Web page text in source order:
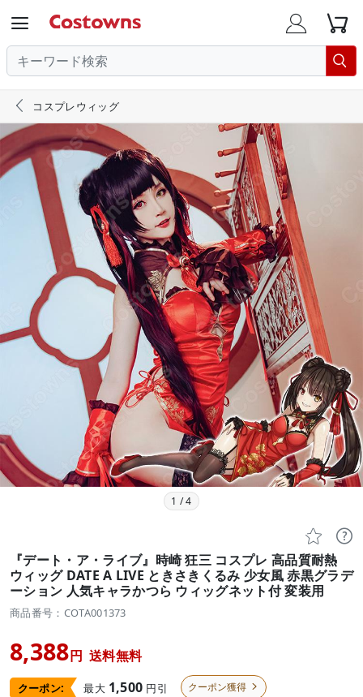
  

 コスプレウィッグ
1 /4
 
『デート・ア・ライブ』時崎 狂三 コスプレ 高品質耐熱
ウィッグ DATE A LIVE ときさきくるみ 少女風 赤黒グラデ
ーション 人気キャラかつら ウィッグネット付 変装用
商品番号：COTA001373
8,388円 送料無料
クーポン: 最大 1,500 円引 クーポン獲得 